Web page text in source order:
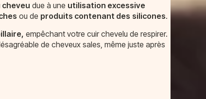
due à une utilisation excessive
ou de produits contenant des silicones.
empêchant votre cuir chevelu de respirer.
de cheveux sales, même juste après